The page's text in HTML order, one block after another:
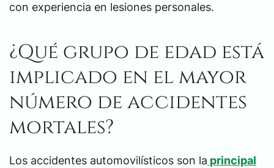
con experiencia en lesiones personales.
¿Qué grupo de edad está
implicado en el mayor
número de accidentes
mortales?
Los accidentes automovilísticos son la principal